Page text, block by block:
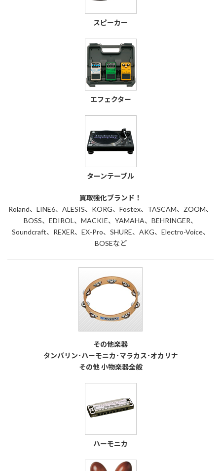
スピーカー
エフェクター
ターンテーブル
買取強化ブランド！
Roland、LINE6、ALESIS、KORG、Fostex、TASCAM、ZOOM、
BOSS、EDIROL、MACKIE、YAMAHA、BEHRINGER、
Soundcraft、REXER、EX-Pro、SHURE、AKG、Electro-Voice、
BOSEなど
その他楽器
タンバリン･ハーモニカ･マラカス･オカリナ
その他 小物楽器全般
ハーモニカ